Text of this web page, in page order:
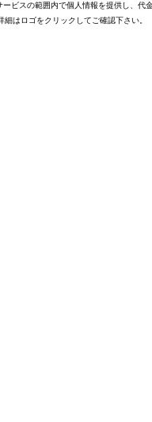
ビスの範囲内で個人情報を提供し、代
細はロゴをクリックしてご確認下さい。